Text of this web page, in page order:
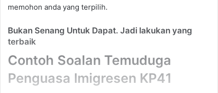
memohon anda yang terpilih.
Bukan Senang Untuk Dapat. Jadi lakukan yang
terbaik
Contoh Soalan Temuduga
Penguasa Imigresen KP41